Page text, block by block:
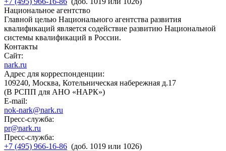
Национальное агентство
Главной целью Национального агентства развития
квалификаций является содействие развитию Национальной
системы квалификаций в России.
Контакты
Сайт:
nark.ru
Адрес для корреспонденции:
109240, Москва, Котельническая набережная д.17
(В РСПП для АНО «НАРК»)
E-mail:
nok-nark@nark.ru
Пресс-служба:
pr@nark.ru
Пресс-служба:
+7 (495) 966-16-86 (доб. 1019 или 1026)